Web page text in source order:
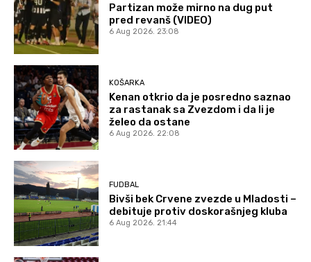
Partizan može mirno na dug put
pred revanš (VIDEO)
6 Aug 2026. 23:08
KOŠARKA
Kenan otkrio da je posredno saznao
za rastanak sa Zvezdom i da li je
želeo da ostane
6 Aug 2026. 22:08
FUDBAL
Bivši bek Crvene zvezde u Mladosti –
debituje protiv doskorašnjeg kluba
6 Aug 2026. 21:44